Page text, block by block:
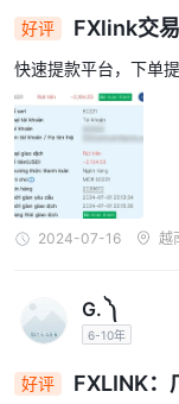
好评
FXlink交
快速提款平台，下单
2024-07-16 越
G. ༽
6-10年
好评
FXLINK：